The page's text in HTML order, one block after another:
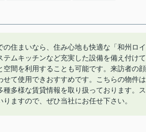
の住まいなら、住み心地も快適な「和州ロ
テムキッチンなど充実した設備を備え付け
空間を利用することも可能です。来訪者の
せて使用できおすすめです。こちらの物件
種多様な賃貸情報を取り扱っております。
りますので、ぜひ当社にお任せ下さい。